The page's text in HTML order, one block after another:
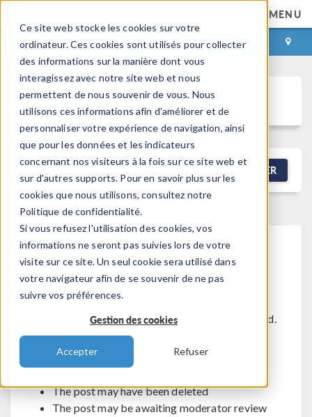
Ce site web stocke les cookies sur votre
ordinateur. Ces cookies sont utilisés pour collecter
des informations sur la manière dont vous
interagissez avec notre site web et nous
permettent de nous souvenir de vous. Nous
utilisons ces informations afin d'améliorer et de
personnaliser votre expérience de navigation, ainsi
que pour les données et les indicateurs
concernant nos visiteurs à la fois sur ce site web et
sur d'autres supports. Pour en savoir plus sur les
cookies que nous utilisons, consultez notre
Politique de confidentialité.
Si vous refusez l'utilisation des cookies, vos
informations ne seront pas suivies lors de votre
visite sur ce site. Un seul cookie sera utilisé dans
votre navigateur afin de se souvenir de ne pas
suivre vos préférences.
Gestion des cookies
Accepter Refuser
MENU
CONNEXION CONTACT
Discussion Forum
FILTRER
This forum post cannot be
viewed
The post you are trying to view cannot be displayed.
Possible reasons:
The post may have been deleted
The post may be awaiting moderator review